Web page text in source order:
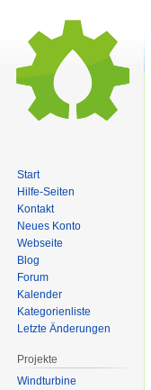
Start
Hilfe-Seiten
Kontakt
Neues Konto
Webseite
Blog
Forum
Kalender
Kategorienliste
Letzte Änderungen
Projekte
Windturbine